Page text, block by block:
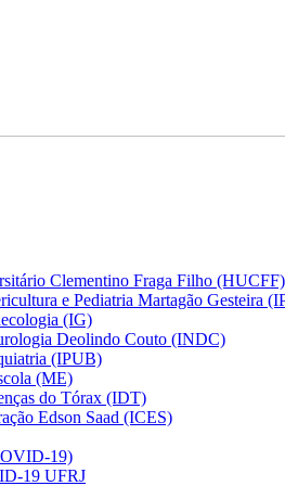
Clementino Fraga Filho (HUCFF)
e Pediatria Martagão Gesteira
(IG)
Deolindo Couto (INDC)
(IPUB)
(ME)
do Tórax (IDT)
Edson Saad (ICES)
19)
19 UFRJ